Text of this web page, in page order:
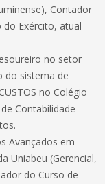
Contador
do Exército, atual
no setor
do sistema de
no Colégio
Contabilidade
Avançados em
Uniabeu (Gerencial,
do Curso de